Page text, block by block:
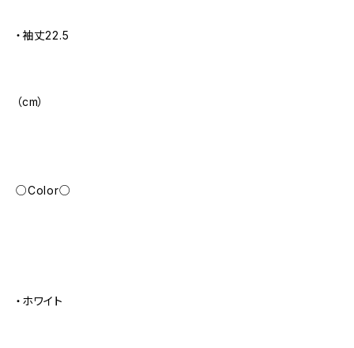
・袖丈22.5
（cm）
○Color○
・ホワイト